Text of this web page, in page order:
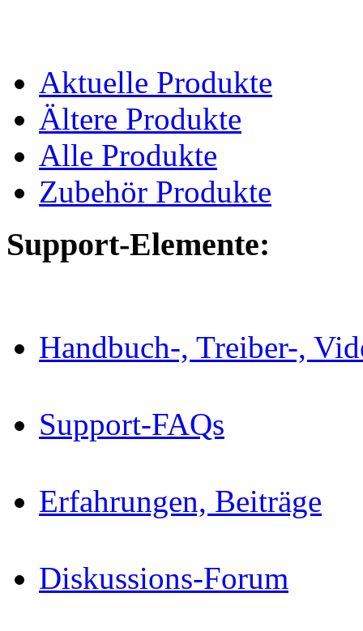
Aktuelle Produkte
Ältere Produkte
Alle Produkte
Zubehör Produkte
Support-Elemente:
Handbuch-, Treiber-,
Support-FAQs
Erfahrungen, Beiträge
Diskussions-Forum